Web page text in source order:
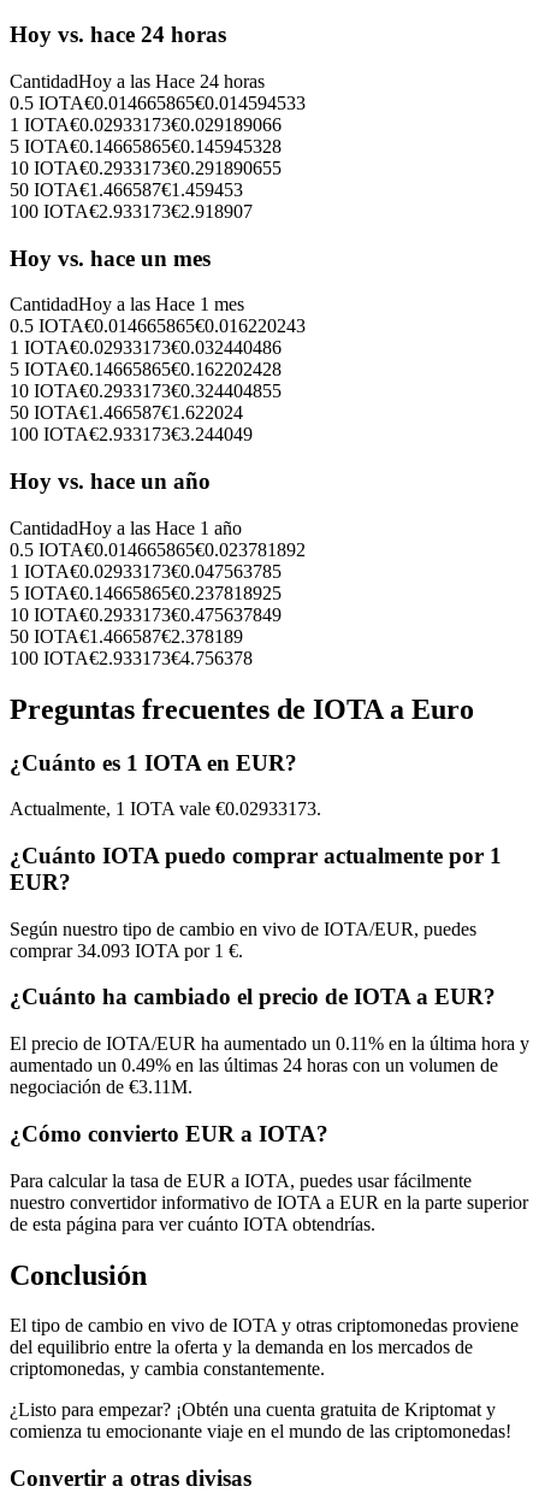
Hoy vs. hace 24 horas
CantidadHoy a las Hace 24 horas
0.5 IOTA€0.014665865€0.014594533
1 IOTA€0.02933173€0.029189066
5 IOTA€0.14665865€0.145945328
10 IOTA€0.2933173€0.291890655
50 IOTA€1.466587€1.459453
100 IOTA€2.933173€2.918907
Hoy vs. hace un mes
CantidadHoy a las Hace 1 mes
0.5 IOTA€0.014665865€0.016220243
1 IOTA€0.02933173€0.032440486
5 IOTA€0.14665865€0.162202428
10 IOTA€0.2933173€0.324404855
50 IOTA€1.466587€1.622024
100 IOTA€2.933173€3.244049
Hoy vs. hace un año
CantidadHoy a las Hace 1 año
0.5 IOTA€0.014665865€0.023781892
1 IOTA€0.02933173€0.047563785
5 IOTA€0.14665865€0.237818925
10 IOTA€0.2933173€0.475637849
50 IOTA€1.466587€2.378189
100 IOTA€2.933173€4.756378
Preguntas frecuentes de IOTA a Euro
¿Cuánto es 1 IOTA en EUR?
Actualmente, 1 IOTA vale €0.02933173.
¿Cuánto IOTA puedo comprar actualmente por 1
EUR?
Según nuestro tipo de cambio en vivo de IOTA/EUR, puedes
comprar 34.093 IOTA por 1 €.
¿Cuánto ha cambiado el precio de IOTA a EUR?
El precio de IOTA/EUR ha aumentado un 0.11% en la última hora y
aumentado un 0.49% en las últimas 24 horas con un volumen de
negociación de €3.11M.
¿Cómo convierto EUR a IOTA?
Para calcular la tasa de EUR a IOTA, puedes usar fácilmente
nuestro convertidor informativo de IOTA a EUR en la parte superior
de esta página para ver cuánto IOTA obtendrías.
Conclusión
El tipo de cambio en vivo de IOTA y otras criptomonedas proviene
del equilibrio entre la oferta y la demanda en los mercados de
criptomonedas, y cambia constantemente.
¿Listo para empezar? ¡Obtén una cuenta gratuita de Kriptomat y
comienza tu emocionante viaje en el mundo de las criptomonedas!
Convertir a otras divisas